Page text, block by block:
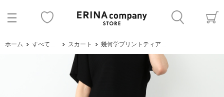
ホーム すべてのアイテム スカート 幾何学プリントティアードスカート